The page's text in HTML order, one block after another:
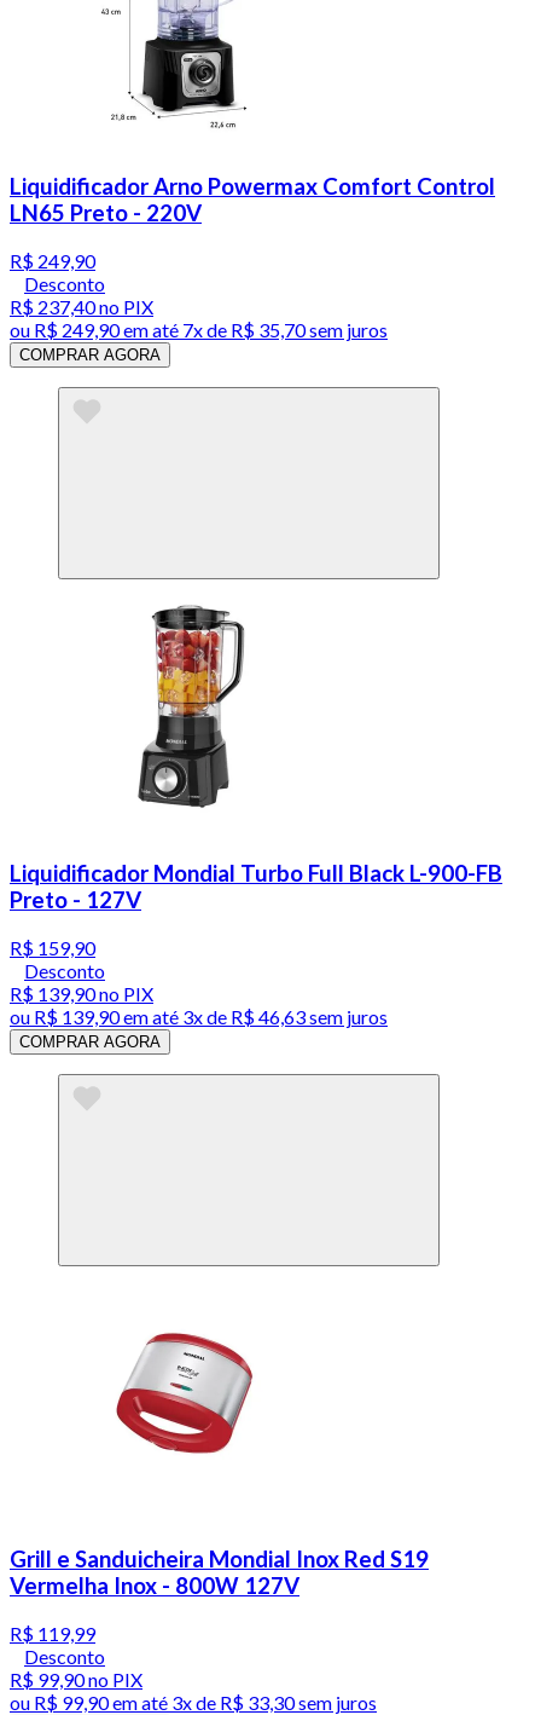
Liquidificador Arno Powermax Comfort Control
LN65 Preto - 220V
R$ 249,90
Desconto
R$ 237,40no PIX
ou R$ 249,90em até 7x de R$ 35,70 sem juros
COMPRAR AGORA
Liquidificador Mondial Turbo Full Black L-900-FB
Preto - 127V
R$ 159,90
Desconto
R$ 139,90no PIX
ou R$ 139,90em até 3x de R$ 46,63 sem juros
COMPRAR AGORA
Grill e Sanduicheira Mondial Inox Red S19
Vermelha Inox - 800W 127V
R$ 119,99
Desconto
R$ 99,90no PIX
ou R$ 99,90em até 3x de R$ 33,30 sem juros